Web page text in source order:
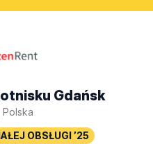
Gdańsk
Polska